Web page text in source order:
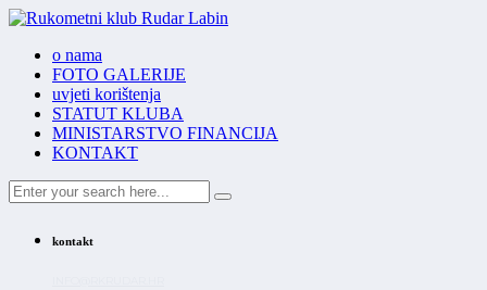
o nama
FOTO GALERIJE
uvjeti korištenja
STATUT KLUBA
MINISTARSTVO FINANCIJA
KONTAKT
kontakt